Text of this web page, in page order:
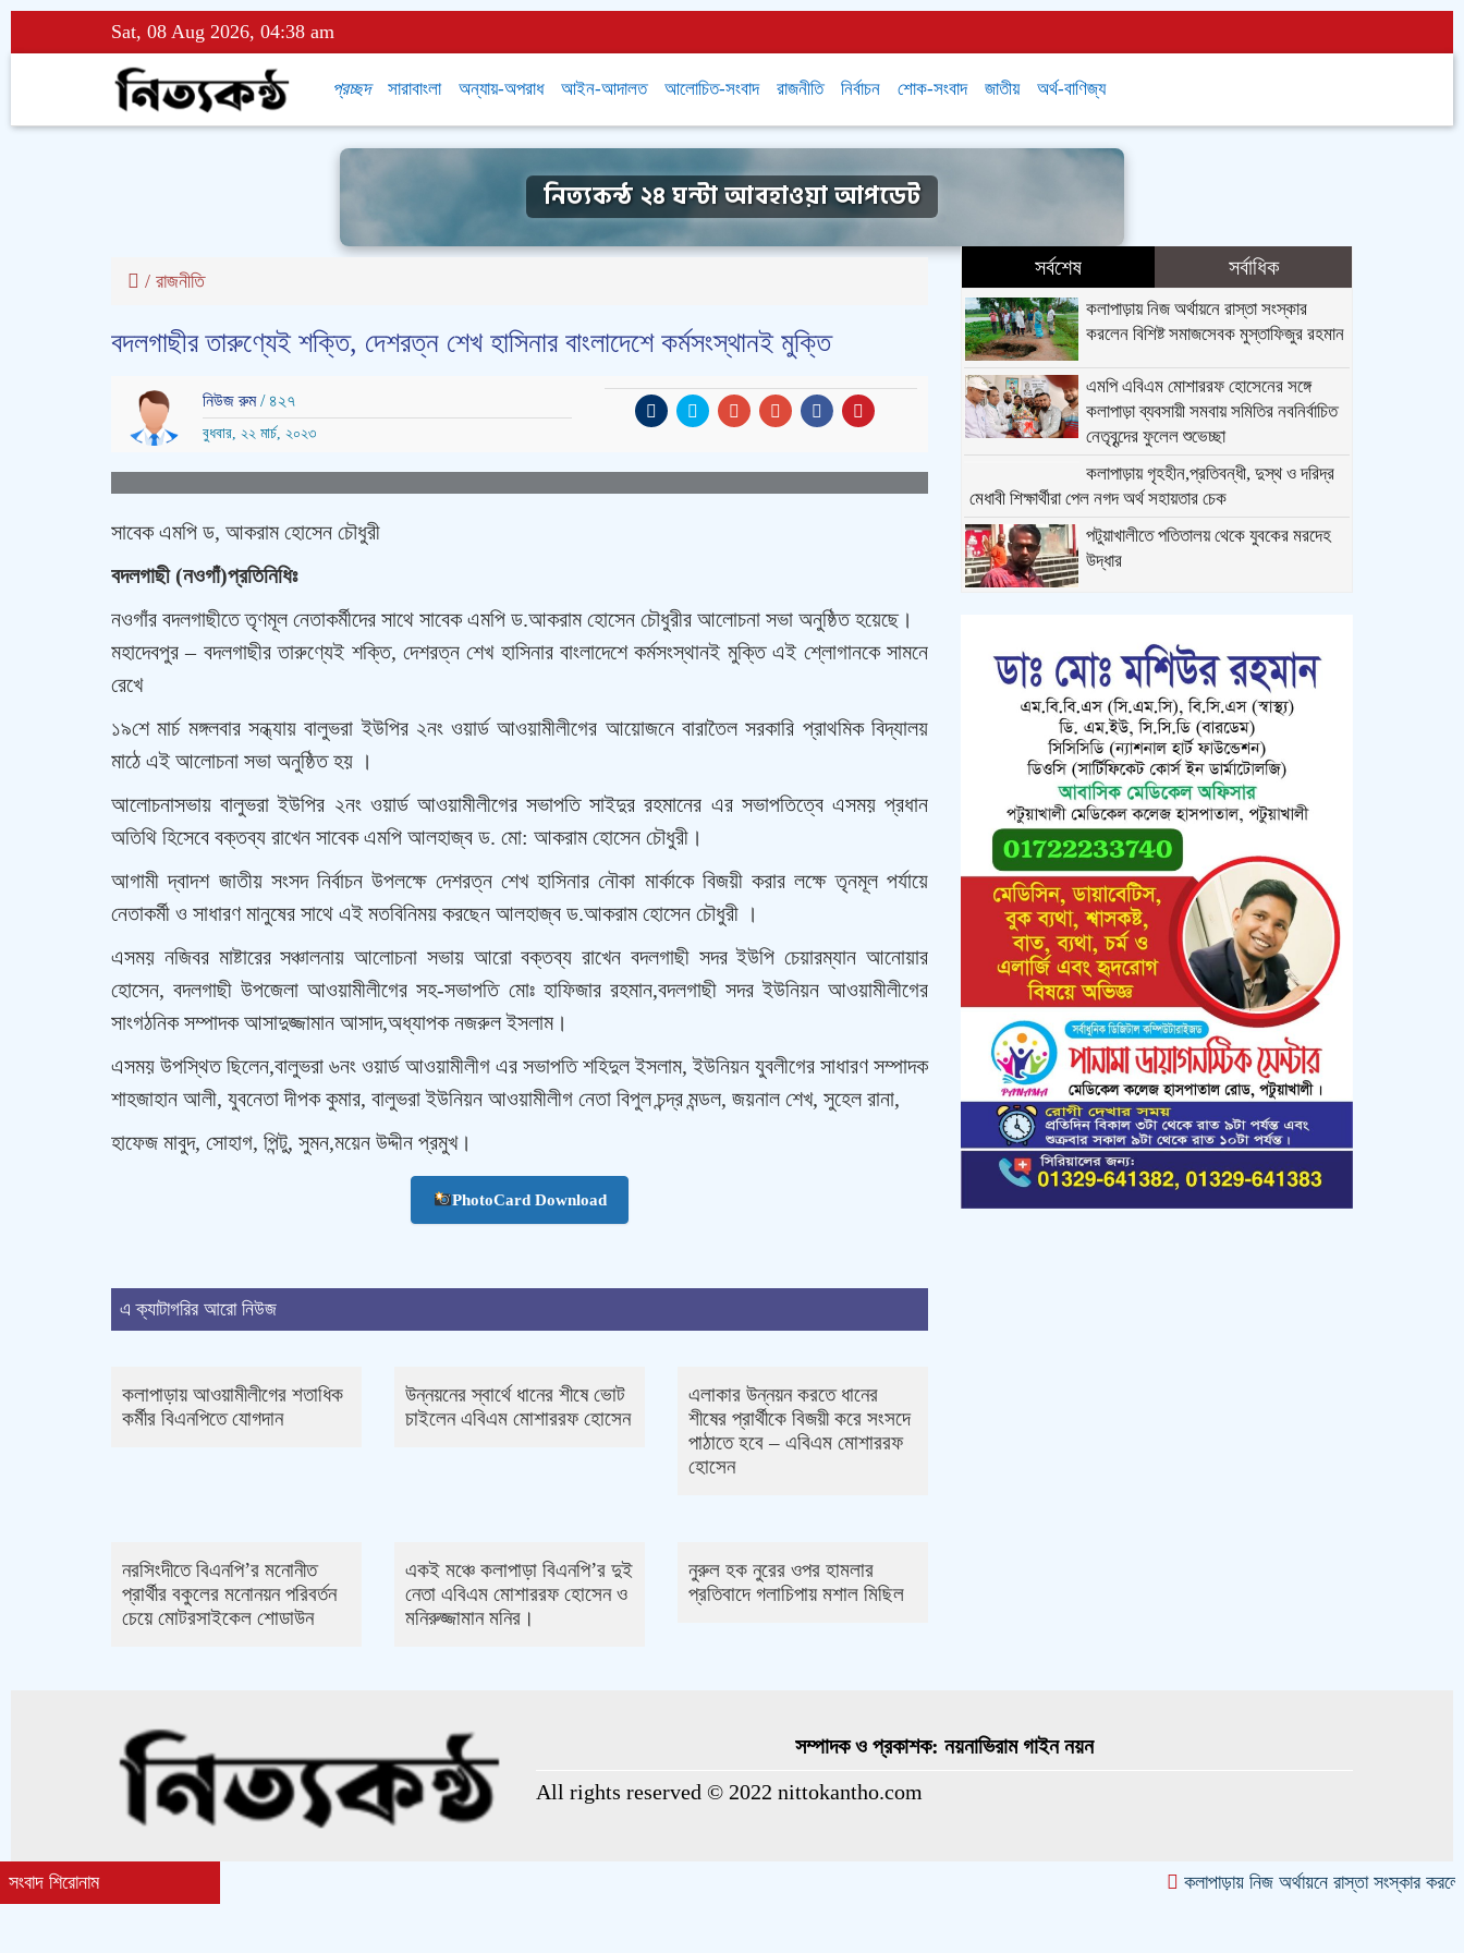
Sat, 08 Aug 2026, 04:38 am
প্রচ্ছদ সারাবাংলা অন্যায়-অপরাধ আইন-আদালত আলোচিত-সংবাদ রাজনীতি নির্বাচন শোক-সংবাদ জাতীয় অর্থ-বাণিজ্য
নিত্যকন্ঠ ২৪ ঘন্টা আবহাওয়া আপডেট
/ রাজনীতি
বদলগাছীর তারুণ্যেই শক্তি, দেশরত্ন শেখ হাসিনার বাংলাদেশে কর্মসংস্থানই মুক্তি
নিউজ রুম/ ৪২৭
বুধবার, ২২ মার্চ, ২০২৩
সাবেক এমপি ড, আকরাম হোসেন চৌধুরী
বদলগাছী (নওগাঁ)প্রতিনিধিঃ
নওগাঁর বদলগাছীতে তৃণমূল নেতাকর্মীদের সাথে সাবেক এমপি ড.আকরাম হোসেন চৌধুরীর আলোচনা সভা অনুষ্ঠিত হয়েছে।
মহাদেবপুর – বদলগাছীর তারুণ্যেই শক্তি, দেশরত্ন শেখ হাসিনার বাংলাদেশে কর্মসংস্থানই মুক্তি এই শ্লোগানকে সামনে
রেখে
১৯শে মার্চ মঙ্গলবার সন্ধ্যায় বালুভরা ইউপির ২নং ওয়ার্ড আওয়ামীলীগের আয়োজনে বারাতৈল সরকারি প্রাথমিক বিদ্যালয়
মাঠে এই আলোচনা সভা অনুষ্ঠিত হয় ।
আলোচনাসভায় বালুভরা ইউপির ২নং ওয়ার্ড আওয়ামীলীগের সভাপতি সাইদুর রহমানের এর সভাপতিত্বে এসময় প্রধান
অতিথি হিসেবে বক্তব্য রাখেন সাবেক এমপি আলহাজ্ব ড. মো: আকরাম হোসেন চৌধুরী।
আগামী দ্বাদশ জাতীয় সংসদ নির্বাচন উপলক্ষে দেশরত্ন শেখ হাসিনার নৌকা মার্কাকে বিজয়ী করার লক্ষে তৃনমূল পর্যায়ে
নেতাকর্মী ও সাধারণ মানুষের সাথে এই মতবিনিময় করছেন আলহাজ্ব ড.আকরাম হোসেন চৌধুরী ।
এসময় নজিবর মাষ্টারের সঞ্চালনায় আলোচনা সভায় আরো বক্তব্য রাখেন বদলগাছী সদর ইউপি চেয়ারম্যান আনোয়ার
হোসেন, বদলগাছী উপজেলা আওয়ামীলীগের সহ-সভাপতি মোঃ হাফিজার রহমান,বদলগাছী সদর ইউনিয়ন আওয়ামীলীগের
সাংগঠনিক সম্পাদক আসাদুজ্জামান আসাদ,অধ্যাপক নজরুল ইসলাম।
এসময় উপস্থিত ছিলেন,বালুভরা ৬নং ওয়ার্ড আওয়ামীলীগ এর সভাপতি শহিদুল ইসলাম, ইউনিয়ন যুবলীগের সাধারণ সম্পাদক
শাহজাহান আলী, যুবনেতা দীপক কুমার, বালুভরা ইউনিয়ন আওয়ামীলীগ নেতা বিপুল চন্দ্র মন্ডল, জয়নাল শেখ, সুহেল রানা,
হাফেজ মাবুদ, সোহাগ, পিন্টু, সুমন,ময়েন উদ্দীন প্রমুখ।
PhotoCard Download
এ ক্যাটাগরির আরো নিউজ
কলাপাড়ায় আওয়ামীলীগের শতাধিক
কর্মীর বিএনপিতে যোগদান
উন্নয়নের স্বার্থে ধানের শীষে ভোট
চাইলেন এবিএম মোশাররফ হোসেন
এলাকার উন্নয়ন করতে ধানের
শীষের প্রার্থীকে বিজয়ী করে সংসদে
পাঠাতে হবে – এবিএম মোশাররফ
হোসেন
নরসিংদীতে বিএনপি’র মনোনীত
প্রার্থীর বকুলের মনোনয়ন পরিবর্তন
চেয়ে মোটরসাইকেল শোডাউন
একই মঞ্চে কলাপাড়া বিএনপি’র দুই
নেতা এবিএম মোশাররফ হোসেন ও
মনিরুজ্জামান মনির।
নুরুল হক নুরের ওপর হামলার
প্রতিবাদে গলাচিপায় মশাল মিছিল
সর্বশেষ সর্বাধিক
কলাপাড়ায় নিজ অর্থায়নে রাস্তা সংস্কার
করলেন বিশিষ্ট সমাজসেবক মুস্তাফিজুর রহমান
এমপি এবিএম মোশাররফ হোসেনের সঙ্গে
কলাপাড়া ব্যবসায়ী সমবায় সমিতির নবনির্বাচিত
নেতৃবৃন্দের ফুলেল শুভেচ্ছা
কলাপাড়ায় গৃহহীন,প্রতিবন্ধী, দুস্থ ও দরিদ্র
মেধাবী শিক্ষার্থীরা পেল নগদ অর্থ সহায়তার চেক
পটুয়াখালীতে পতিতালয় থেকে যুবকের মরদেহ
উদ্ধার
বিএনপি
কলাপাড়ায় পাটাতন ভেঙ্গে পড়া সেই মসজিদের
সংস্কার কাজ শুরু
কলাপাড়ায় মুদি ব্যাবসায়ীর ওপর সন্ত্রাসী হামলা,
গুরুতর অবস্থায় বরিশালে রেফার
কলাপাড়ায় জমি নিয়ে হয়রানির অভিযোগে
সংবাদ সম্মেলন
কলাপাড়া সাংবাদিক ইউনিয়নের ২০২৬-২০২৭
কমিটি গঠন
কলাপাড়ায় সত্তোরোর্ধ বৃদ্ধকে হত্যার ঘটনায়
জড়িত সন্ত্রাসীদের গ্রেফতারের দাবিতে
মানববন্ধন
সম্পাদক ও প্রকাশক: নয়নাভিরাম গাইন নয়ন
All rights reserved © 2022 nittokantho.com
সংবাদ শিরোনাম কলাপাড়ায় নিজ অর্থায়নে রাস্তা সংস্কার করলেন